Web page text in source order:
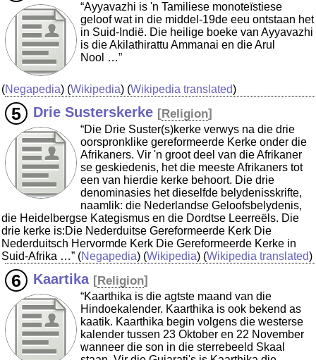
“Ayyavazhi is 'n Tamiliese monoteïstiese
geloof wat in die middel-19de eeu ontstaan het
in Suid-Indië. Die heilige boeke van Ayyavazhi
is die Akilathirattu Ammanai en die Arul
Nool …”
(Negapedia) (Wikipedia) (Wikipedia translated)
Drie Susterskerke [Religion]
“Die Drie Suster(s)kerke verwys na die drie
oorspronklike gereformeerde Kerke onder die
Afrikaners. Vir 'n groot deel van die Afrikaner
se geskiedenis, het die meeste Afrikaners tot
een van hierdie kerke behoort. Die drie
denominasies het dieselfde belydenisskrifte,
naamlik: die Nederlandse Geloofsbelydenis,
die Heidelbergse Kategismus en die Dordtse Leerreëls. Die
drie kerke is:Die Nederduitse Gereformeerde Kerk Die
Nederduitsch Hervormde Kerk Die Gereformeerde Kerke in
Suid-Afrika …” (Negapedia) (Wikipedia) (Wikipedia translated)
Kaartika [Religion]
“Kaarthika is die agtste maand van die
Hindoekalender. Kaarthika is ook bekend as
kaatik. Kaarthika begin volgens die westerse
kalender tussen 23 Oktober en 22 November
wanneer die son in die sterrebeeld Skaal